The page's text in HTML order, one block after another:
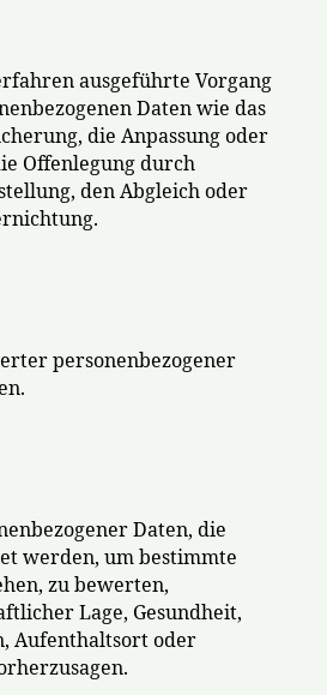
ausgeführte Vorgang
Daten wie das
die Anpassung oder
Offenlegung durch
den Abgleich oder
personenbezogener
Daten, die
werden, um bestimmte
zu bewerten,
Lage, Gesundheit,
Aufenthaltsort oder